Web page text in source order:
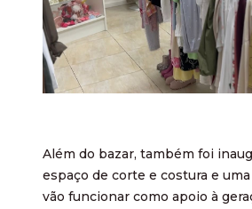
Além do bazar, também foi
espaço de corte e costura e
vão funcionar como apoio à